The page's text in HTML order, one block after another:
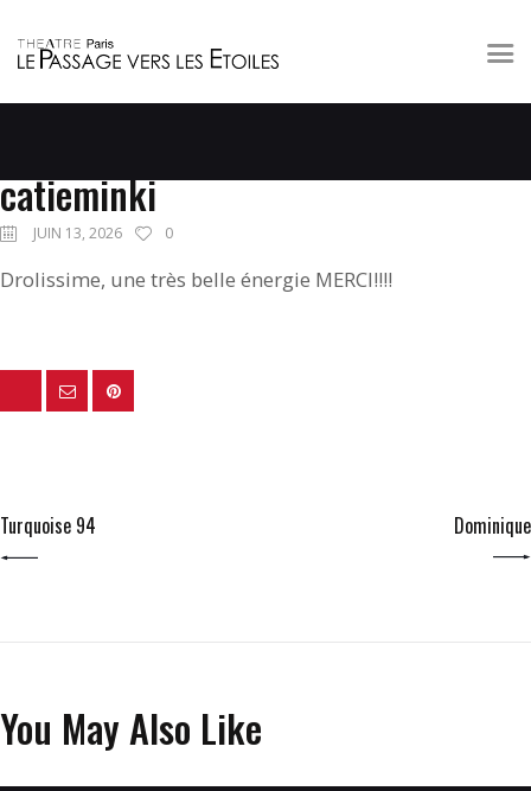
PRIVATISATION
A PROXIMITÉ
catieminki
JUIN 13, 2026 0
Drolissime, une très belle énergie MERCI!!!!
Turquoise 94 Dominique
You May Also Like